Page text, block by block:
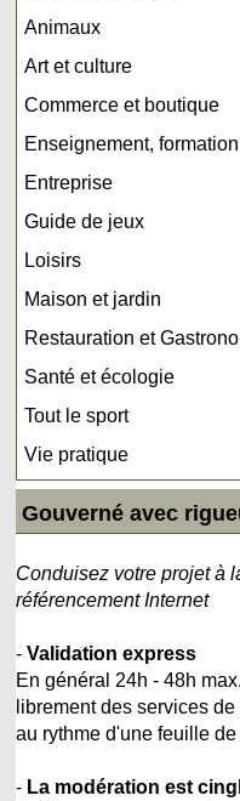
Animaux
Art et culture
Commerce et boutique
Enseignement,
Entreprise
Guide de jeux
Loisirs
Maison et jardin
Restauration et
Santé et écologie
Tout le sport
Vie pratique
Gouverné avec
Conduisez votre projet à
référencement Internet
-Validation express
En général 24h - 48h
librement des services
au rythme d'une feuille
- La modération est